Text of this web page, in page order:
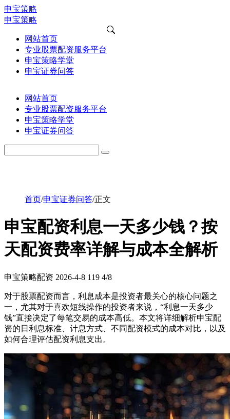
申宝策略
申宝策略
网站首页
专业股票配资服务平台
申宝策略学堂
申宝证券问答
网站首页
专业股票配资服务平台
申宝策略学堂
申宝证券问答
首页/申宝证券问答/正文
申宝配资利息一天多少钱？按
天配资费率详解与成本全解析
申宝策略配资 2026-4-8 119 4/8
对于股票配资而言，利息成本是投资者最关心的核心问题之
一，尤其对于喜欢短线操作的投资者来说，“利息一天多少
钱”直接决定了每笔交易的成本高低。本文将详细解析申宝配
资的日利息标准、计息方式、不同配资模式的成本对比，以及
如何合理评估配资利息支出。